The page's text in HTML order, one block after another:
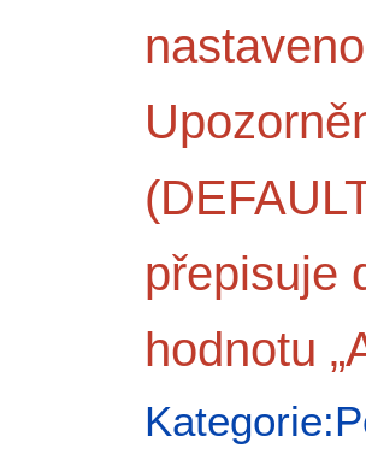
přepisuje
hodnotu